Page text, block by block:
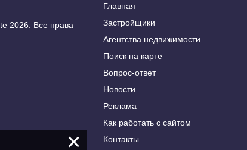
2026. Все права
Главная
Застройщики
Агентства недвижимости
Поиск на карте
Вопрос-ответ
Новости
Реклама
Как работать с сайтом
Контакты
×